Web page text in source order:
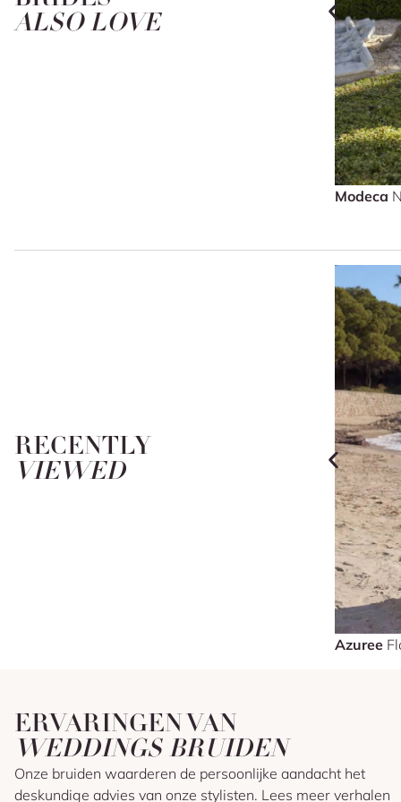
ALSO LOVE
Modeca
RECENTLY
VIEWED
Azuree
ERVARINGEN VAN
WEDDINGS BRUIDEN
Onze bruiden waarderen de persoonlijke aandacht het
deskundige advies van onze stylisten. Lees meer verhalen